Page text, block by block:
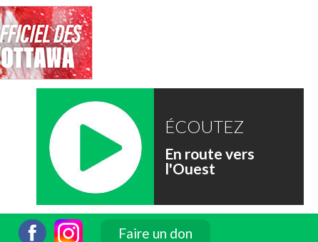
ÉCOUTEZ
En route vers
l'Ouest
Faire un don